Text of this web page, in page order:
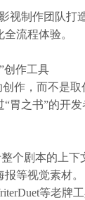
视制作团队
流程体验。
创作工具
作，而不是
胃之书”的开
个剧本的上下
等视觉素材。
等老牌